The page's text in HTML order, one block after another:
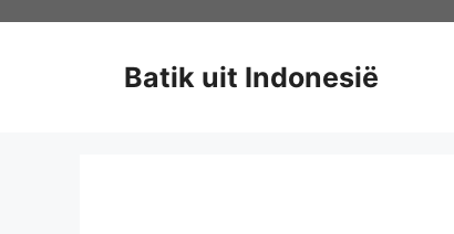
Batik uit Indonesië